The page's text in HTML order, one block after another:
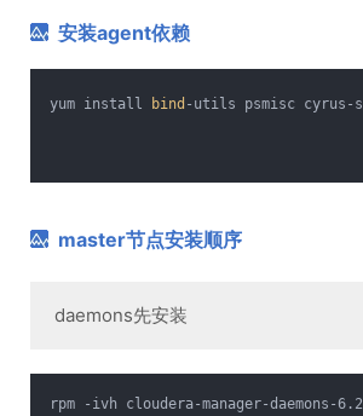
安装agent依赖
yum install bind -utils psmisc cyrus-
master节点安装顺序
daemons先安装
rpm -ivh cloudera-manager-daemons-